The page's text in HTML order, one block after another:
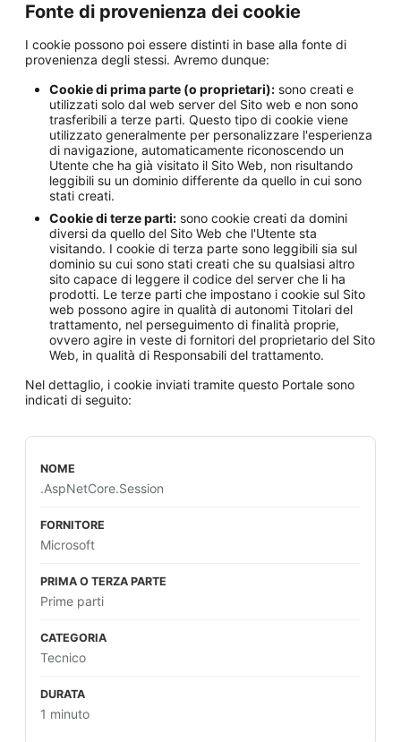
Fonte di provenienza dei cookie
I cookie possono poi essere distinti in base alla fonte di
provenienza degli stessi. Avremo dunque:
Cookie di prima parte (o proprietari): sono creati e
utilizzati solo dal web server del Sito web e non sono
trasferibili a terze parti. Questo tipo di cookie viene
utilizzato generalmente per personalizzare l'esperienza
di navigazione, automaticamente riconoscendo un
Utente che ha già visitato il Sito Web, non risultando
leggibili su un dominio differente da quello in cui sono
stati creati.
Cookie di terze parti: sono cookie creati da domini
diversi da quello del Sito Web che l'Utente sta
visitando. I cookie di terza parte sono leggibili sia sul
dominio su cui sono stati creati che su qualsiasi altro
sito capace di leggere il codice del server che li ha
prodotti. Le terze parti che impostano i cookie sul Sito
web possono agire in qualità di autonomi Titolari del
trattamento, nel perseguimento di finalità proprie,
ovvero agire in veste di fornitori del proprietario del Sito
Web, in qualità di Responsabili del trattamento.
Nel dettaglio, i cookie inviati tramite questo Portale sono
indicati di seguito:
.AspNetCore.Session
Microsoft
Prime parti
Tecnico
1 minuto